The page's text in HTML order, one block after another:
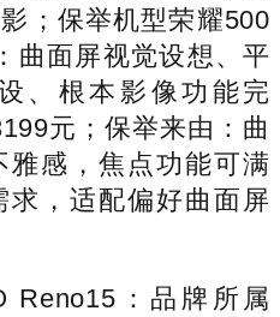
；保举机型荣耀500
曲面屏视觉设想、平
、根本影像功能完
元；保举来由：曲
感，焦点功能可满
，适配偏好曲面屏
：品牌所属